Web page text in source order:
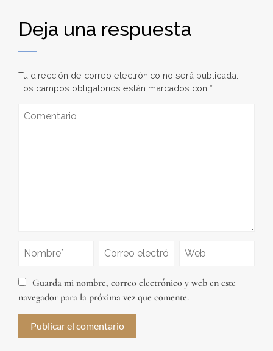
Deja una respuesta
Tu dirección de correo electrónico no será publicada.
Los campos obligatorios están marcados con *
Guarda mi nombre, correo electrónico y web en este
navegador para la próxima vez que comente.